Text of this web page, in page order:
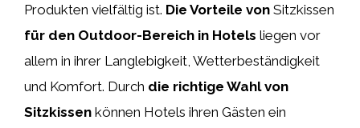
Produkten vielfältig ist. Die Vorteile von Sitzkissen
für den Outdoor-Bereich in Hotels liegen vor
allem in ihrer Langlebigkeit, Wetterbeständigkeit
und Komfort. Durch die richtige Wahl von
Sitzkissen können Hotels ihren Gästen ein